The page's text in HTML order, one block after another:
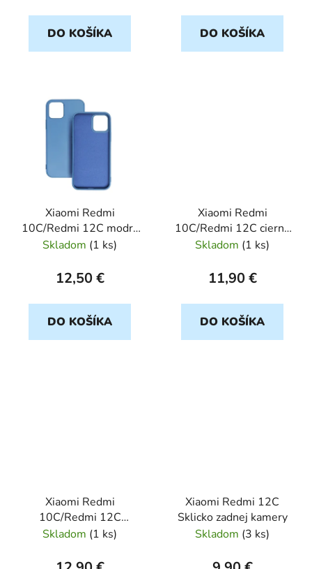
DO KOŠÍKA DO KOŠÍKA
Xiaomi Redmi
10C/Redmi 12C modry
FORCELL Lite
Skladom (1 ks)
12,50 €
DO KOŠÍKA
Xiaomi Redmi
10C/Redmi 12C cierny
CARBON
Skladom (1 ks)
11,90 €
DO KOŠÍKA
Xiaomi Redmi
10C/Redmi 12C
transparent
Skladom (1 ks)
Xiaomi Redmi 12C
Sklicko zadnej kamery
Skladom (3 ks)